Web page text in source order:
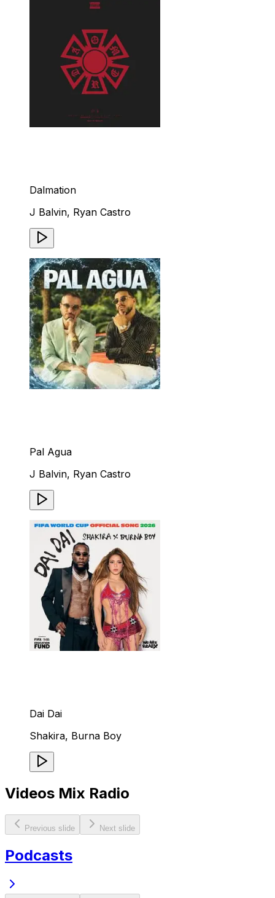
Dalmation
J Balvin, Ryan Castro
Pal Agua
J Balvin, Ryan Castro
Dai Dai
Shakira, Burna Boy
Videos Mix Radio
Previous slide Next slide
Podcasts